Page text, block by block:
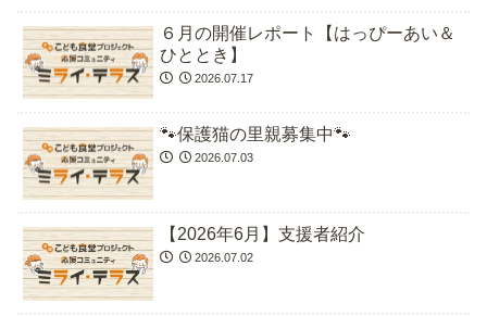
６月の開催レポート【はっぴーあい＆
ひととき】
2026.07.17
🐾保護猫の里親募集中🐾
2026.07.03
【2026年6月】支援者紹介
2026.07.02